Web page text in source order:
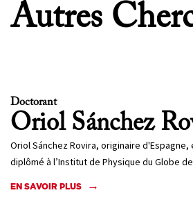
Autres
Doctorant
OriolSánchez
Oriol Sánchez Rovira, originaire
diplômé à l’Institut de Physique du Globe
EN SAVOIR PLUS